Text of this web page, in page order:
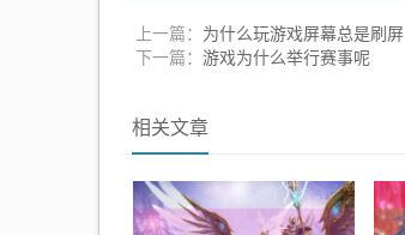
上一篇： 为什么玩游戏屏幕总是刷屏
下一篇： 游戏为什么举行赛事呢
相关文章